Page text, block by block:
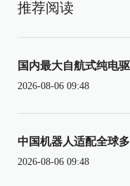
推荐阅读
国内最大自航式纯电
2026-08-06 09:48
中国机器人适配全球
2026-08-06 09:48